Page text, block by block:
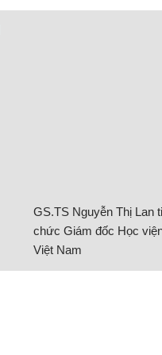
GS.TS Nguyễn Thị Lan
chức Giám đốc Học
Việt Nam